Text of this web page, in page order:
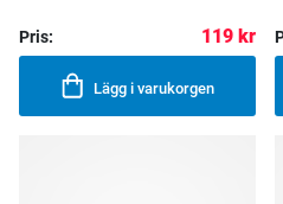
Pris: 119 kr
Lägg i varukorgen